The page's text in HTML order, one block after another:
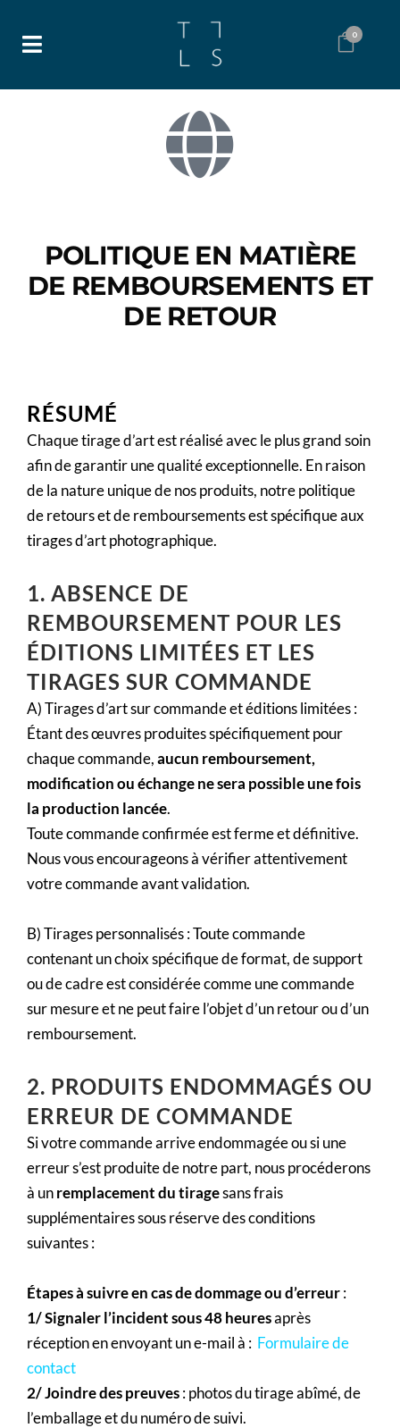
0
POLITIQUE EN MATIÈRE
DE REMBOURSEMENTS ET
DE RETOUR
RÉSUMÉ
Chaque tirage d’art est réalisé avec le plus grand soin
afin de garantir une qualité exceptionnelle. En raison
de la nature unique de nos produits, notre politique
de retours et de remboursements est spécifique aux
tirages d’art photographique.
1. ABSENCE DE
REMBOURSEMENT POUR LES
ÉDITIONS LIMITÉES ET LES
TIRAGES SUR COMMANDE
A) Tirages d’art sur commande et éditions limitées :
Étant des œuvres produites spécifiquement pour
chaque commande,aucun remboursement,
modification ou échange ne sera possible une fois
la production lancée.
Toute commande confirmée est ferme et définitive.
Nous vous encourageons à vérifier attentivement
votre commande avant validation.
B) Tirages personnalisés : Toute commande
contenant un choix spécifique de format, de support
ou de cadre est considérée comme une commande
sur mesure et ne peut faire l’objet d’un retour ou d’un
remboursement.
2. PRODUITS ENDOMMAGÉS OU
ERREUR DE COMMANDE
Si votre commande arrive endommagée ou si une
erreur s’est produite de notre part, nous procéderons
à unremplacement du tiragesans frais
supplémentaires sous réserve des conditions
suivantes :
Étapes à suivre en cas de dommage ou d’erreur:
1/ Signaler l’incident sous 48 heuresaprès
réception en envoyant un e-mail à : Formulaire de
contact
2/ Joindre des preuves: photos du tirage abîmé, de
l’emballage et du numéro de suivi.